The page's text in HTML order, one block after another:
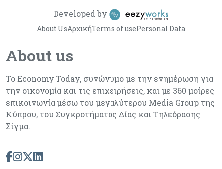
About us
Το Economy Today, συνώνυμο με την ενημέρωση για
την οικονομία και τις επιχειρήσεις, και με 360 μοίρες
επικοινωνία μέσω του μεγαλύτερου Media Group της
Κύπρου, του Συγκροτήματος Δίας και Τηλεόρασης
Σίγμα.
About UsΑρχικήTerms of usePersonal Data
Developed by